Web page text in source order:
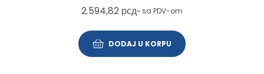
2.594,82 рсд~ sa PDV-om
DODAJ U KORPU